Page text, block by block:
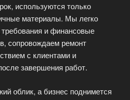
используются только
материалы. Мы легко
и финансовые
сопровождаем ремонт
с клиентами и
завершения работ.
облик, а бизнес поднимется